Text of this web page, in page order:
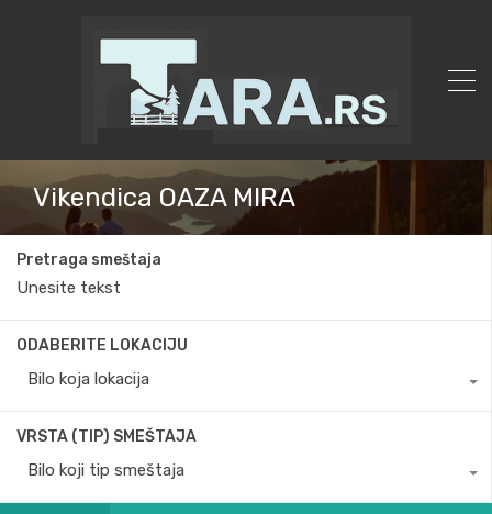
Vikendica OAZA MIRA
Pretraga smeštaja
ODABERITE LOKACIJU
Bilo koja lokacija
VRSTA (TIP) SMEŠTAJA
Bilo koji tip smeštaja